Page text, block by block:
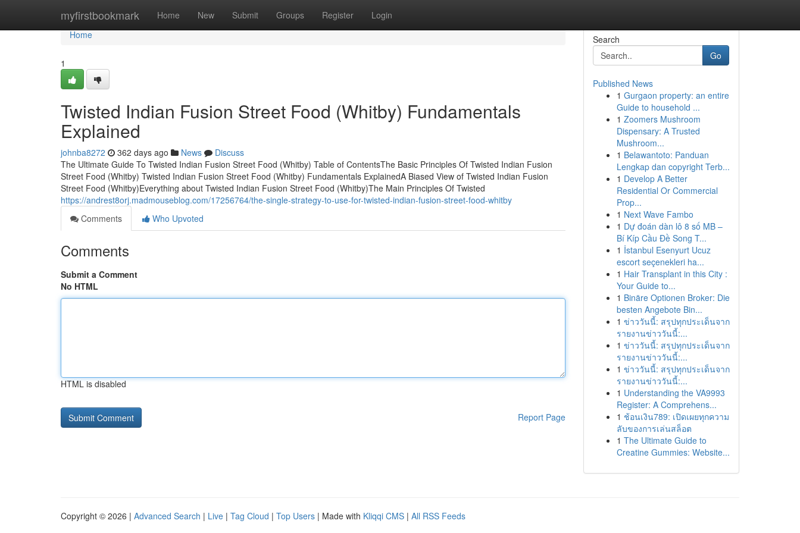
myfirstbookmark Home New Submit Groups Register Login
Home
Home
1
Twisted Indian Fusion Street Food (Whitby) Fundamentals
Explained
johnba8272 362 days ago News
Discuss
The Ultimate Guide To Twisted Indian Fusion Street Food (Whitby) Table of ContentsThe Basic Principles Of Twisted Indian Fusion
Street Food (Whitby) Twisted Indian Fusion Street Food (Whitby) Fundamentals ExplainedA Biased View of Twisted Indian Fusion
Street Food (Whitby)Everything about Twisted Indian Fusion Street Food (Whitby)The Main Principles Of Twisted
https://andrest8orj.madmouseblog.com/17256764/the-single-strategy-to-use-for-twisted-indian-fusion-street-food-whitby
Comments
Who Upvoted
Comments
Submit a Comment
No HTML
HTML is disabled
Report Page
Search
Go
Published News
1 Gurgaon property: an entire
Guide to household ...
1 Zoomers Mushroom
Dispensary: A Trusted
Mushroom...
1 Belawantoto: Panduan
Lengkap dan copyright Terb...
1 Develop A Better
Residential Or Commercial
Prop...
1 Next Wave Fambo
1 Dự đoán dàn lô 8 số MB –
Bí Kíp Cầu Đề Song T...
1 İstanbul Esenyurt Ucuz
escort seçenekleri ha...
1 Hair Transplant in this City :
Your Guide to...
1 Binäre Optionen Broker: Die
besten Angebote Bin...
1 ข่าววันนี้: สรุปทุกประเด็นจาก
รายงานข่าววันนี้:...
1 ข่าววันนี้: สรุปทุกประเด็นจาก
รายงานข่าววันนี้:...
1 ข่าววันนี้: สรุปทุกประเด็นจาก
รายงานข่าววันนี้:...
1 Understanding the VA9993
Register: A Comprehens...
1 ช้อนเงิน789: เปิดเผยทุกความ
ลับของการเล่นสล็อต
1 The Ultimate Guide to
Creatine Gummies: Website...
Copyright © 2026 | Advanced Search | Live | Tag Cloud | Top Users | Made with Kliqqi CMS | All RSS Feeds